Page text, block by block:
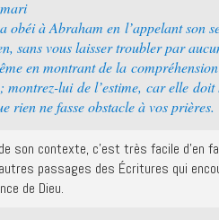
obéi à Abraham en l’appelant son
sans vous laisser troubler par
en montrant de la
montrez-lui de l’estime, car elle
rien ne fasse obstacle à vos prières.
son contexte, c’est très facile d’en
passages des Écritures qui
de Dieu.